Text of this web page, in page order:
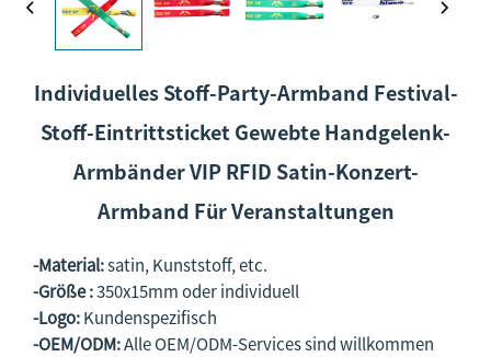
Individuelles Stoff-Party-Armband Festival-
Stoff-Eintrittsticket Gewebte Handgelenk-
Armbänder VIP RFID Satin-Konzert-
Armband Für Veranstaltungen
-Material:satin, Kunststoff, etc.
-Größe :350x15mm oder individuell
-Logo:Kundenspezifisch
-OEM/ODM:Alle OEM/ODM-Services sind willkommen